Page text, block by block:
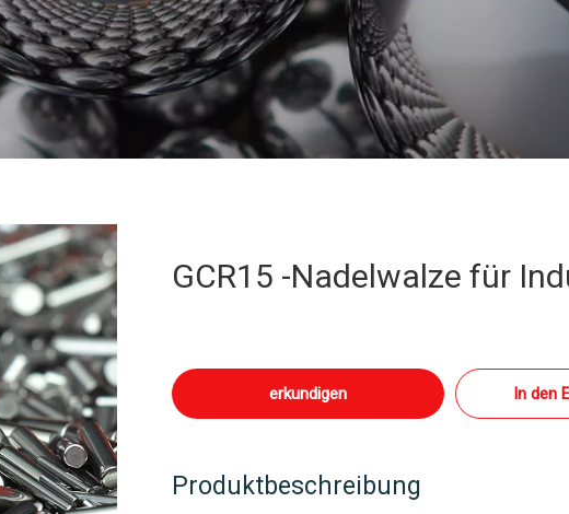
GCR15 -Nadelwalze für
erkundigen In den
Produktbeschreibung